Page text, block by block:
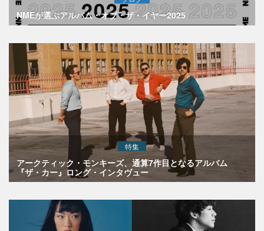
NMEが選ぶアルバム・オブ・ザ・イヤー2025
特集
アークティック・モンキーズ、通算7作目となるアルバム
『ザ・カー』ロング・インタヴュー